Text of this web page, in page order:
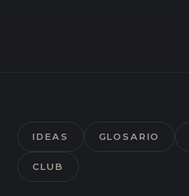
IDEAS GLOSARIO
CLUB